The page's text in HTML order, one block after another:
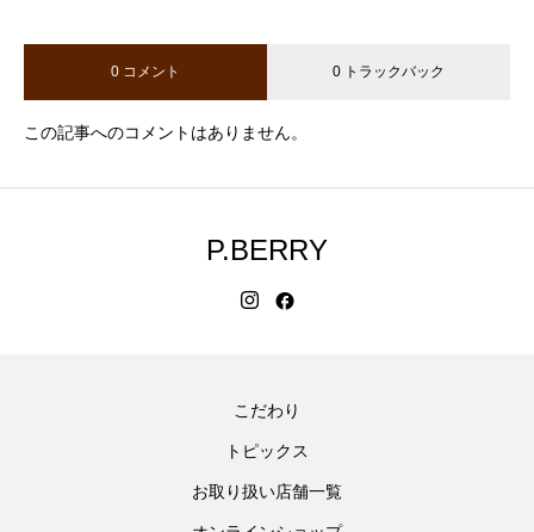
0 コメント 0 トラックバック
この記事へのコメントはありません。
P.BERRY
こだわり
トピックス
お取り扱い店舗一覧